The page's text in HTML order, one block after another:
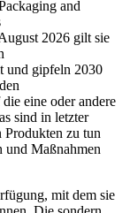
and
2026 gilt sie
und gipfeln 2030
eine oder andere
sind in letzter
Produkten zu tun
und Maßnahmen
mit dem sie